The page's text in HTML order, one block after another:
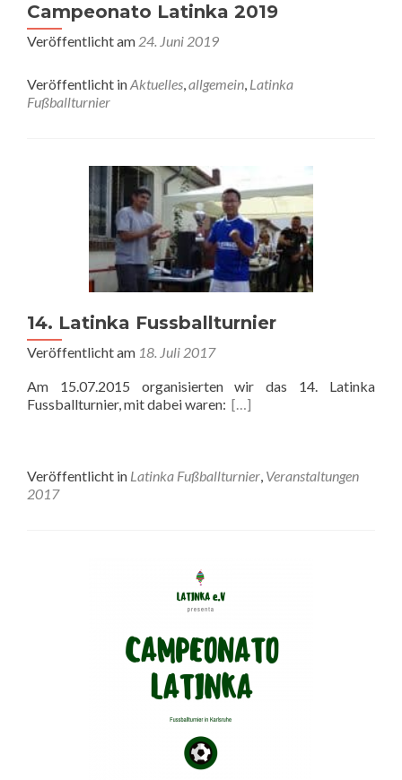
Campeonato Latinka 2019
Veröffentlicht am 24. Juni 2019
Veröffentlicht inAktuelles,allgemein, Latinka
Fußballturnier
14. Latinka Fussballturnier
Veröffentlicht am 18. Juli 2017
Am 15.07.2015 organisierten wir das 14. Latinka
Fussballturnier, mit dabei waren: […]
Veröffentlicht in Latinka Fußballturnier, Veranstaltungen
2017